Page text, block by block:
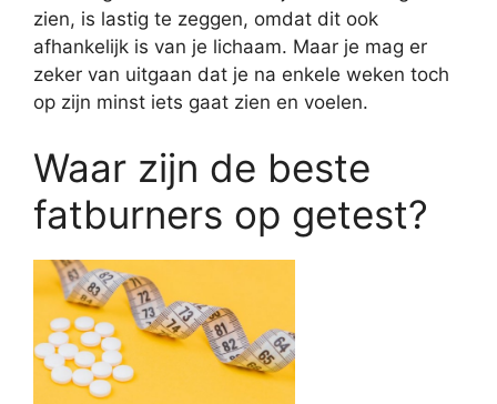
zien, is lastig te zeggen, omdat dit ook
afhankelijk is van je lichaam. Maar je mag er
zeker van uitgaan dat je na enkele weken toch
op zijn minst iets gaat zien en voelen.
Waar zijn de beste
fatburners op getest?